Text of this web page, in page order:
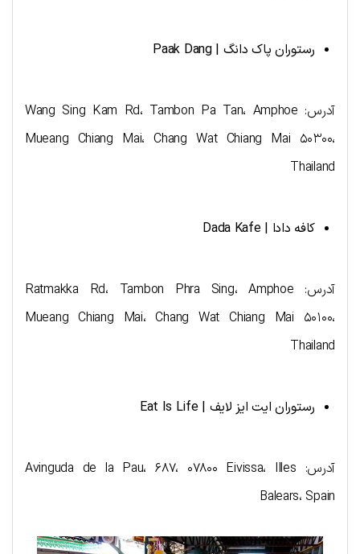
رستوران پاک دانگ |Paak Dang
آدرس: Wang Sing Kam Rd، Tambon Pa Tan، Amphoe
Mueang Chiang Mai، Chang Wat Chiang Mai ۵۰۳۰۰،
Thailand
کافه دادا |Dada Kafe
آدرس: Ratmakka Rd، Tambon Phra Sing، Amphoe
Mueang Chiang Mai، Chang Wat Chiang Mai ۵۰۱۰۰،
Thailand
رستوران ایت ایز لایف |Eat Is Life
آدرس: Avinguda de la Pau، ۶۸۷، ۰۷۸۰۰ Eivissa، Illes
Balears، Spain